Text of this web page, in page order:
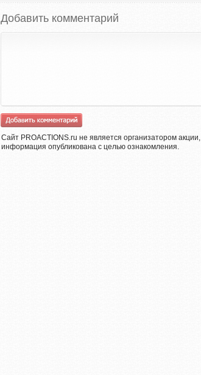
Добавить комментарий
Сайт PROACTIONS.ru не является организатором акции,
информация опубликована с целью ознакомления.